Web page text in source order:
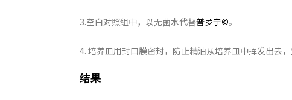
3.空白对照组中，以无菌水代替普罗宁©。
4. 培养皿用封口膜密封，防止精油从培养皿中挥发出去
结果